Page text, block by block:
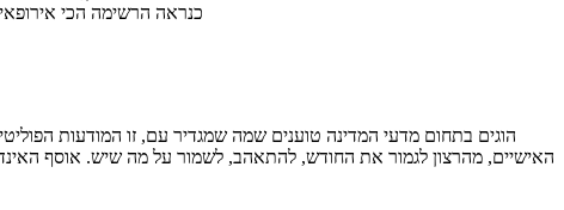
כנראה הרשימה הכי
האישיים, מהרצון לגמור את החודש, להתאהב, לשמור על מה שיש. אוסף